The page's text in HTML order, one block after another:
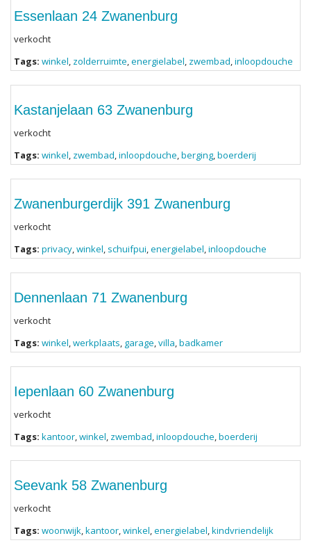
Essenlaan 24 Zwanenburg
verkocht
Tags: winkel, zolderruimte,energielabel, zwembad,inloopdouche
Kastanjelaan 63 Zwanenburg
verkocht
Tags: winkel, zwembad,inloopdouche,berging,boerderij
Zwanenburgerdijk 391 Zwanenburg
verkocht
Tags: privacy,winkel, schuifpui,energielabel,inloopdouche
Dennenlaan 71 Zwanenburg
verkocht
Tags: winkel,werkplaats, garage,villa,badkamer
Iepenlaan 60 Zwanenburg
verkocht
Tags: kantoor,winkel, zwembad,inloopdouche,boerderij
Seevank 58 Zwanenburg
verkocht
Tags: woonwijk,kantoor,winkel,energielabel,kindvriendelijk